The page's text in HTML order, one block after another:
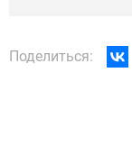
Поделиться: